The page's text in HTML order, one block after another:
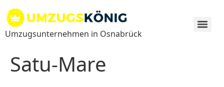
Inhalt
springen
Umzugsunternehmen in Osnabrück
Satu-Mare